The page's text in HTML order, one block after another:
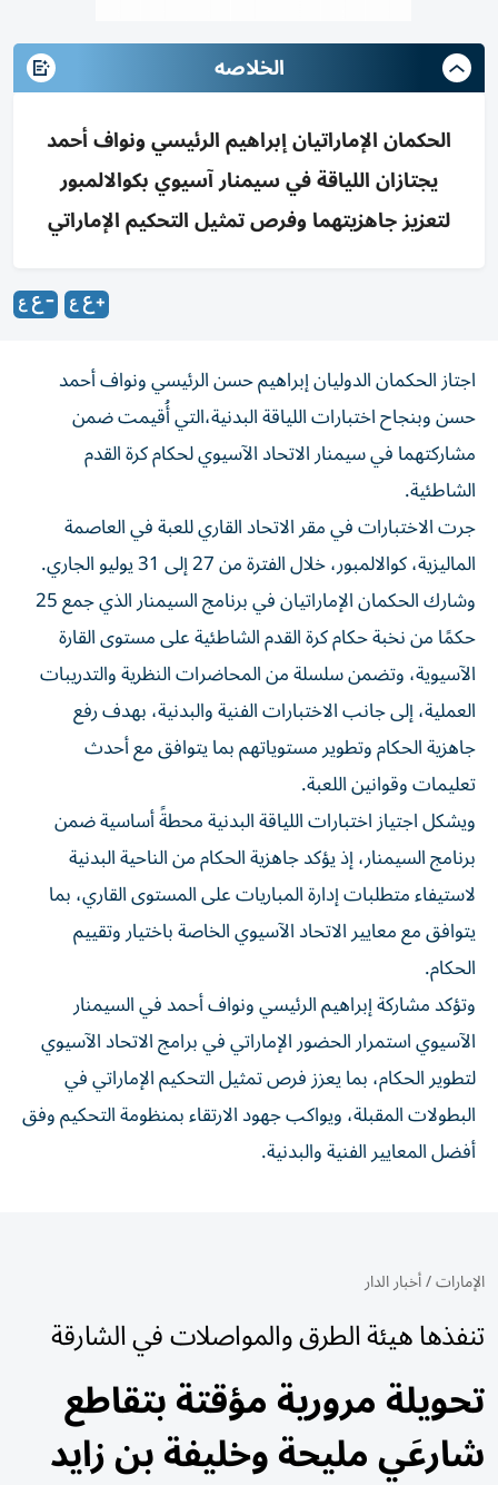
الخلاصه
الحكمان الإماراتيان إبراهيم الرئيسي ونواف أحمد
يجتازان اللياقة في سيمنار آسيوي بكوالالمبور
لتعزيز جاهزيتهما وفرص تمثيل التحكيم الإماراتي
اجتاز الحكمان الدوليان إبراهيم حسن الرئيسي ونواف أحمد
حسن وبنجاح اختبارات اللياقة البدنية،التي أُقيمت ضمن
مشاركتهما في سيمنار الاتحاد الآسيوي لحكام كرة القدم
الشاطئية.
جرت الاختبارات في مقر الاتحاد القاري للعبة في العاصمة
الماليزية، كوالالمبور، خلال الفترة من 27 إلى 31 يوليو الجاري.
وشارك الحكمان الإماراتيان في برنامج السيمنار الذي جمع 25
حكمًا من نخبة حكام كرة القدم الشاطئية على مستوى القارة
الآسيوية، وتضمن سلسلة من المحاضرات النظرية والتدريبات
العملية، إلى جانب الاختبارات الفنية والبدنية، بهدف رفع
جاهزية الحكام وتطوير مستوياتهم بما يتوافق مع أحدث
تعليمات وقوانين اللعبة.
ويشكل اجتياز اختبارات اللياقة البدنية محطةً أساسية ضمن
برنامج السيمنار، إذ يؤكد جاهزية الحكام من الناحية البدنية
لاستيفاء متطلبات إدارة المباريات على المستوى القاري، بما
يتوافق مع معايير الاتحاد الآسيوي الخاصة باختيار وتقييم
الحكام.
وتؤكد مشاركة إبراهيم الرئيسي ونواف أحمد في السيمنار
الآسيوي استمرار الحضور الإماراتي في برامج الاتحاد الآسيوي
لتطوير الحكام، بما يعزز فرص تمثيل التحكيم الإماراتي في
البطولات المقبلة، ويواكب جهود الارتقاء بمنظومة التحكيم وفق
أفضل المعايير الفنية والبدنية.
الإمارات/أخبار الدار
تنفذها هيئة الطرق والمواصلات في الشارقة
تحويلة مرورية مؤقتة بتقاطع
شارعَي مليحة وخليفة بن زايد